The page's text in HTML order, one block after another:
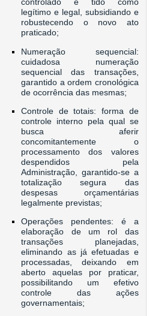
legítimo e legal, subsidiando e
robustecendo o novo ato
praticado;
Numeração sequencial:
cuidadosa numeração
sequencial das transações,
garantido a ordem cronológica
de ocorrência das mesmas;
Controle de totais: forma de
controle interno pela qual se
busca aferir
concomitantemente o
processamento dos valores
despendidos pela
Administração, garantido-se a
totalização segura das
despesas orçamentárias
legalmente previstas;
Operações pendentes: é a
elaboração de um rol das
transações planejadas,
eliminando as já efetuadas e
processadas, deixando em
aberto aquelas por praticar,
possibilitando um efetivo
controle das ações
governamentais;